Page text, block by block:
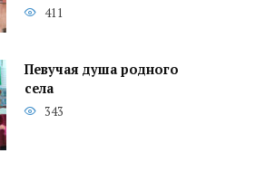
411
Певучая душа родного
села
343